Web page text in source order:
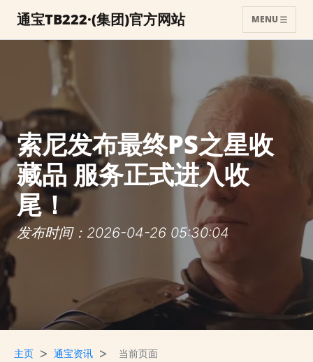
通宝TB222·(集团)官方网站 MENU
索尼发布最终PS之星收
藏品 服务正式进入收
尾！
发布时间：2026-04-26 05:30:04
主页 > 通宝资讯 > 当前页面